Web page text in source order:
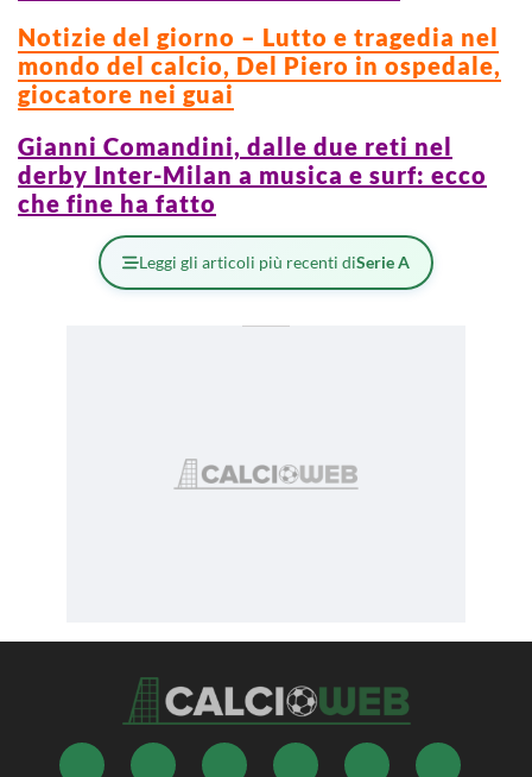
Notizie del giorno – Lutto e tragedia nel
mondo del calcio, Del Piero in ospedale,
giocatore nei guai
Gianni Comandini, dalle due reti nel
derby Inter-Milan a musica e surf: ecco
che fine ha fatto
Leggi gli articoli più recenti diSerie A